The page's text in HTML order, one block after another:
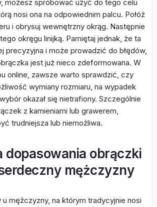
możesz spróbować użyć do tego celu
nosi ona na odpowiednim palcu. Połóż
i obrysuj wewnętrzny okrąg. Następnie
okręgu linijką. Pamiętaj jednak, że ta
precyzyjna i może prowadzić do błędów,
jest już nieco zdeformowana. W
online, zawsze warto sprawdzić, czy
wymiany rozmiaru, na wypadek
okazał się nietrafiony. Szczególnie
z kamieniami lub grawerem,
trudniejsza lub niemożliwa.
dopasowania obrączki
mężczyzny
mężczyzny, na którym tradycyjnie nosi